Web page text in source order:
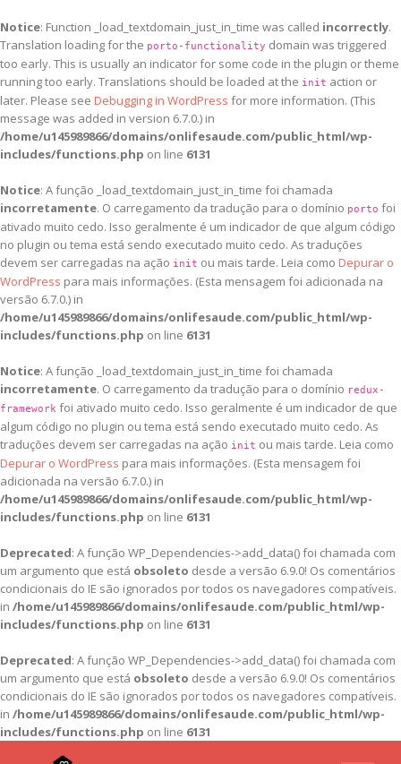
Notice: Function _load_textdomain_just_in_time was called incorrectly.
Translation loading for the porto-functionality domain was triggered
too early. This is usually an indicator for some code in the plugin or theme
running too early. Translations should be loaded at the init action or
later. Please see Debugging in WordPress for more information. (This
message was added in version 6.7.0.) in
/home/u145989866/domains/onlifesaude.com/public_html/wp-
includes/functions.php on line 6131
Notice: A função _load_textdomain_just_in_time foi chamada
incorretamente. O carregamento da tradução para o domínio porto foi
ativado muito cedo. Isso geralmente é um indicador de que algum código
no plugin ou tema está sendo executado muito cedo. As traduções
devem ser carregadas na ação init ou mais tarde. Leia como Depurar o
WordPress para mais informações. (Esta mensagem foi adicionada na
versão 6.7.0.) in
/home/u145989866/domains/onlifesaude.com/public_html/wp-
includes/functions.php on line 6131
Notice: A função _load_textdomain_just_in_time foi chamada
incorretamente. O carregamento da tradução para o domínio redux-
framework foi ativado muito cedo. Isso geralmente é um indicador de que
algum código no plugin ou tema está sendo executado muito cedo. As
traduções devem ser carregadas na ação init ou mais tarde. Leia como
Depurar o WordPress para mais informações. (Esta mensagem foi
adicionada na versão 6.7.0.) in
/home/u145989866/domains/onlifesaude.com/public_html/wp-
includes/functions.php on line 6131
Deprecated: A função WP_Dependencies->add_data() foi chamada com
um argumento que está obsoleto desde a versão 6.9.0! Os comentários
condicionais do IE são ignorados por todos os navegadores compatíveis.
in /home/u145989866/domains/onlifesaude.com/public_html/wp-
includes/functions.php on line 6131
Deprecated: A função WP_Dependencies->add_data() foi chamada com
um argumento que está obsoleto desde a versão 6.9.0! Os comentários
condicionais do IE são ignorados por todos os navegadores compatíveis.
in /home/u145989866/domains/onlifesaude.com/public_html/wp-
includes/functions.php on line 6131